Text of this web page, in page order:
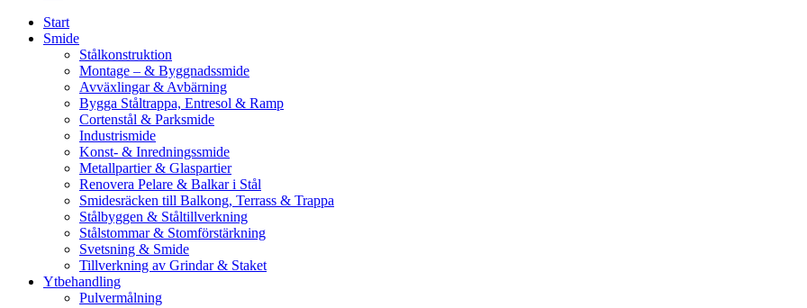
Start
Smide
Stålkonstruktion
Montage – & Byggnadssmide
Avväxlingar & Avbärning
Bygga Ståltrappa, Entresol & Ramp
Cortenstål & Parksmide
Industrismide
Konst- & Inredningssmide
Metallpartier & Glaspartier
Renovera Pelare & Balkar i Stål
Smidesräcken till Balkong, Terrass & Trappa
Stålbyggen & Ståltillverkning
Stålstommar & Stomförstärkning
Svetsning & Smide
Tillverkning av Grindar & Staket
Ytbehandling
Pulvermålning